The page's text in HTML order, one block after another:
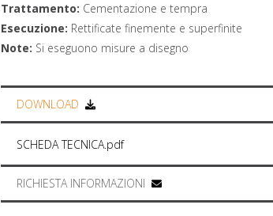
Trattamento: Cementazione e tempra
Esecuzione: Rettificate finemente e superfinite
Note: Si eseguono misure a disegno
DOWNLOAD
SCHEDA TECNICA.pdf
RICHIESTA INFORMAZIONI